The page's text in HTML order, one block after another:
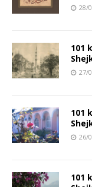
28/
101
27/
101
26/
101